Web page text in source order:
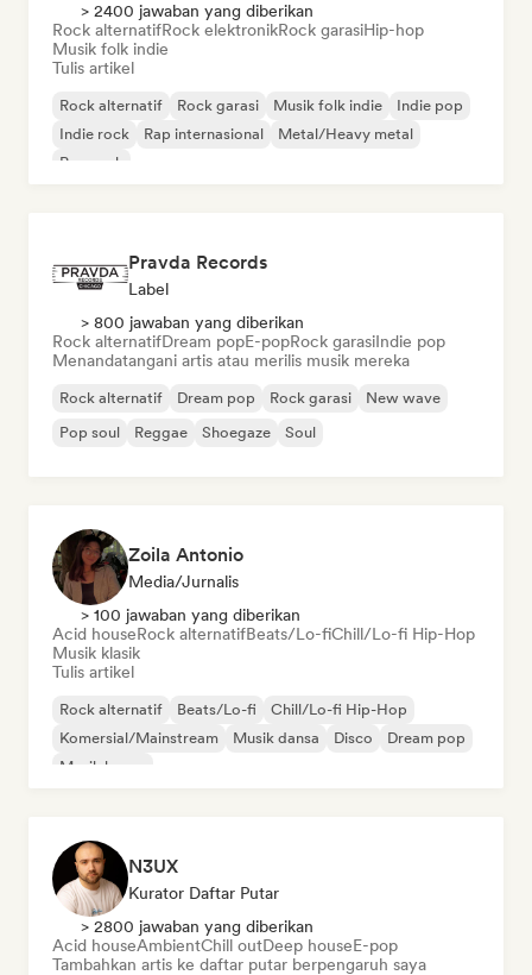
> 2400 jawaban yang diberikan
Rock alternatifRock elektronikRock garasiHip-hop
Musik folk indie
Tulis artikel
Rock alternatif Rock garasi Musik folk indie
Indie pop
Indie rock
Rap internasional
Metal/Heavy metal
Pop rock
Pravda Records
Label
> 800 jawaban yang diberikan
Rock alternatifDream popE-popRock garasiIndie pop
Menandatangani artis atau merilis musik mereka
Rock alternatif Dream pop Rock garasi
New wave
Pop soul
Reggae Shoegaze Soul
Zoila Antonio
Media/Jurnalis
> 100 jawaban yang diberikan
Acid houseRock alternatifBeats/Lo-fiChill/Lo-fi Hip-Hop
Musik klasik
Tulis artikel
Rock alternatif Beats/Lo-fi
Chill/Lo-fi Hip-Hop
Komersial/Mainstream
Musik dansa Disco
Dream pop
Musik house
N3UX
Kurator Daftar Putar
> 2800 jawaban yang diberikan
Acid houseAmbientChill outDeep houseE-pop
Tambahkan artis ke daftar putar berpengaruh saya